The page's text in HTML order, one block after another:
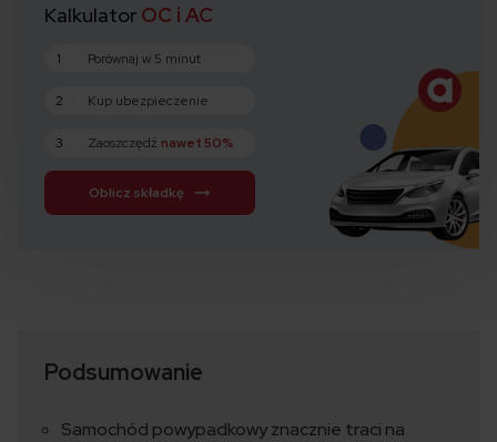
Kalkulator OC i AC
1 Porównaj w 5 minut
2 Kup ubezpieczenie
3 Zaoszczędź nawet 50%
Oblicz składkę
Podsumowanie
Samochód powypadkowy znacznie traci na